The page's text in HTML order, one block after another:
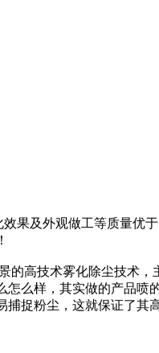
果及外观做工等质量优
高技术雾化除尘技术，
么样，其实做的产品喷
捉粉尘，这就保证了其高